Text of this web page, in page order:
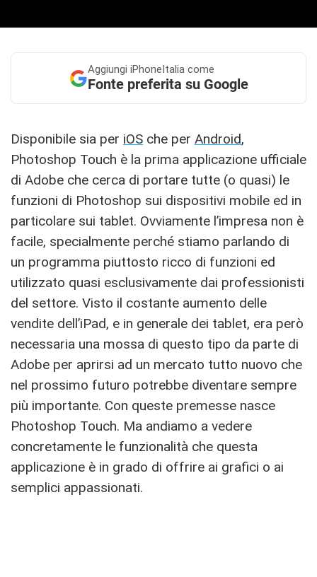
Aggiungi iPhoneItalia come
Fonte preferita su Google
Disponibile sia per iOS che per Android,
Photoshop Touch è la prima applicazione ufficiale
di Adobe che cerca di portare tutte (o quasi) le
funzioni di Photoshop sui dispositivi mobile ed in
particolare sui tablet. Ovviamente l’impresa non è
facile, specialmente perché stiamo parlando di
un programma piuttosto ricco di funzioni ed
utilizzato quasi esclusivamente dai professionisti
del settore. Visto il costante aumento delle
vendite dell’iPad, e in generale dei tablet, era però
necessaria una mossa di questo tipo da parte di
Adobe per aprirsi ad un mercato tutto nuovo che
nel prossimo futuro potrebbe diventare sempre
più importante. Con queste premesse nasce
Photoshop Touch. Ma andiamo a vedere
concretamente le funzionalità che questa
applicazione è in grado di offrire ai grafici o ai
semplici appassionati.